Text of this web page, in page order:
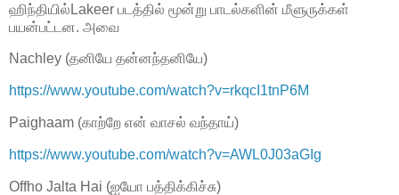
ஹிந்தியில்Lakeer படத்தில் மூன்று பாடல்களின் மீளுருக்கள்
பயன்பட்டன. அவை
Nachley (தனியே தன்னந்தனியே)
https://www.youtube.com/watch?v=rkqcI1tnP6M
Paighaam (காற்றே என் வாசல் வந்தாய்)
https://www.youtube.com/watch?v=AWL0J03aGIg
Offho Jalta Hai (ஐயோ பத்திக்கிச்சு)